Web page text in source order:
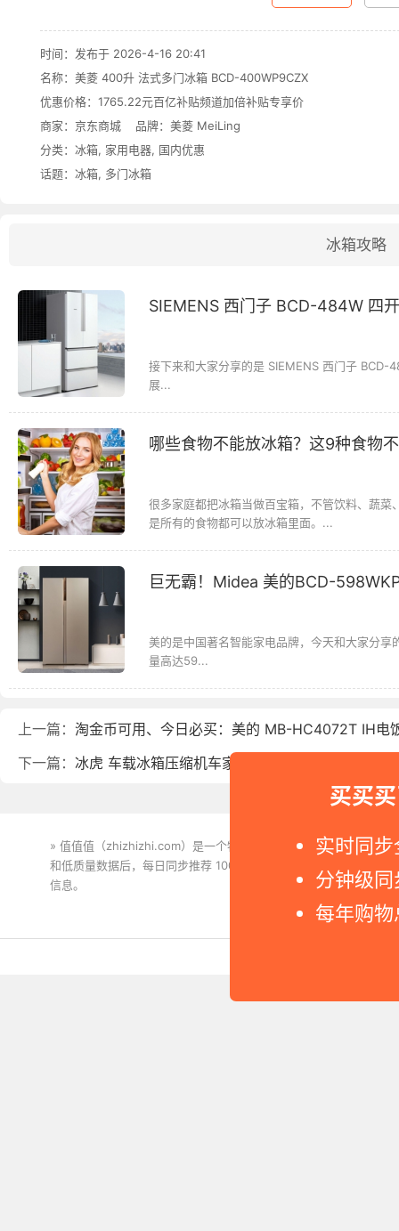
买买
实时同
分钟级
每年购
时间：发布于 2026-4-16 20:41
名称： 美菱 400升 法式多门冰箱 BCD-400WP9CZX
优惠价格： 1765.22元百亿补贴频道加倍补贴专享价
商家： 京东商城 品牌： 美菱 MeiLing
分类： 冰箱, 家用电器, 国内优惠
话题： 冰箱, 多门冰箱
冰箱攻略
SIEMENS 西门子 BCD-484W 四
接下来和大家分享的是 SIEMENS 西门子
展...
哪些食物不能放冰箱？这9种食物
很多家庭都把冰箱当做百宝箱，不管饮料、蔬
是所有的食物都可以放冰箱里面。...
巨无霸！Midea 美的BCD-
美的是中国著名智能家电品牌，今天和大家分
量高达59...
上一篇： 淘金币可用、今日必买：美的 MB-HC4072T IH电
下一篇： 冰虎 车载冰箱压缩机车家两用C20汽车宿舍办公室
» 值值值（zhizhizhi.com）是一个特价搜索引擎。我们实时监控和
和低质量数据后，每日同步推荐 1000+ 高性价比商品和打折促销
信息。